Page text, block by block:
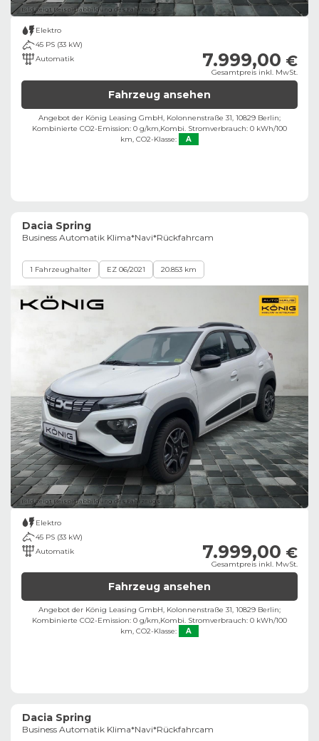
Bild zeigt Beispielabbildung des Fahrzeugs
Elektro
45 PS (33 kW)
Automatik
7.999,00 €
Gesamtpreis inkl. MwSt.
Fahrzeug ansehen
Angebot der König Leasing GmbH, Kolonnenstraße 31, 10829 Berlin;
Kombinierte CO2-Emission: 0 g/km,Kombi. Stromverbrauch: 0 kWh/100
km, CO2-Klasse: A
Dacia Spring
Business Automatik Klima*Navi*Rückfahrcam
1 Fahrzeughalter EZ 06/2021 20.853 km
Bild zeigt Beispielabbildung des Fahrzeugs
Elektro
45 PS (33 kW)
Automatik
7.999,00 €
Gesamtpreis inkl. MwSt.
Fahrzeug ansehen
Angebot der König Leasing GmbH, Kolonnenstraße 31, 10829 Berlin;
Kombinierte CO2-Emission: 0 g/km,Kombi. Stromverbrauch: 0 kWh/100
km, CO2-Klasse: A
Dacia Spring
Business Automatik Klima*Navi*Rückfahrcam